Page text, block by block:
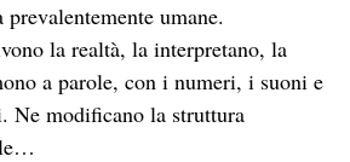
prevalentemente umane.
la realtà, la interpretano, la
a parole, con i numeri, i suoni e
Ne modificano la struttura